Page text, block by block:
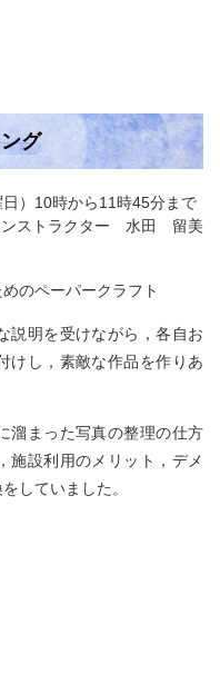
グ
）10時から11時45分まで
ストラクター 水田 留美
のペーパークラフト
説明を受けながら，各自お
けし，素敵な作品を作りあ
溜まった写真の整理の仕方
施設利用のメリット，デメ
していました。